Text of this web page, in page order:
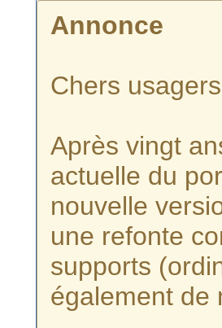
Annonce
Chers
Après vingt
actuelle du
nouvelle
une refonte
supports
également de